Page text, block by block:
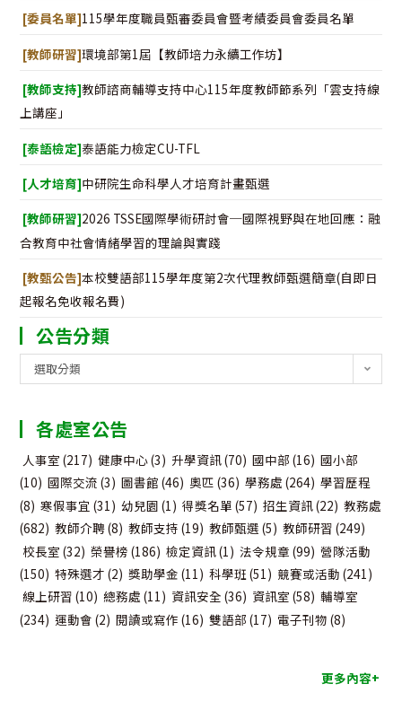
[委員名單]115學年度職員甄審委員會暨考績委員會委員名單
[教師研習]環境部第1屆【教師培力永續工作坊】
[教師支持]教師諮商輔導支持中心115年度教師節系列「雲支持線
上講座」
[泰語檢定]泰語能力檢定CU-TFL
[人才培育]中研院生命科學人才培育計畫甄選
[教師研習]2026 TSSE國際學術研討會─國際視野與在地回應：融
合教育中社會情緒學習的理論與實踐
[教甄公告]本校雙語部115學年度第2次代理教師甄選簡章(自即日
起報名免收報名費)
公告分類
告
類
選取分類
各處室公告
人事室 (217) 健康中心(3) 升學資訊(70) 國中部 (16) 國小部
(10) 國際交流 (3) 圖書館 (46) 奧匹 (36) 學務處 (264) 學習歷程
(8) 寒假事宜 (31) 幼兒園 (1) 得獎名單 (57) 招生資訊(22) 教務處
(682) 教師介聘(8) 教師支持 (19) 教師甄選 (5) 教師研習 (249)
校長室 (32) 榮譽榜 (186) 檢定資訊(1) 法令規章 (99) 營隊活動
(150) 特殊選才 (2) 獎助學金 (11) 科學班(51) 競賽或活動 (241)
線上研習 (10) 總務處 (11) 資訊安全 (36) 資訊室 (58) 輔導室
(234) 運動會 (2) 閱讀或寫作 (16) 雙語部 (17) 電子刊物 (8)
更多內容+